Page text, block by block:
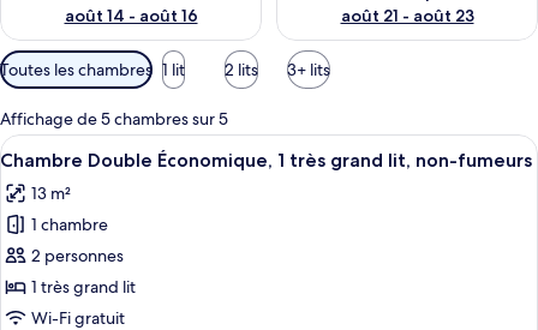
août 14 - août 16
août 21 - août 23
Filtres
disponibles
pour
les
chambres
Toutes les chambres 1 lit 2 lits 3+ lits
Affichage de 5 chambres sur 5
Afficher
toutes
les
photos
pour
ce
type
Une chambre avec un lit en bois,
16
Chambre Double Économique, 1 très grand lit, non-fumeurs
13 m²
1 chambre
2 personnes
1 très grand lit
Wi-Fi gratuit